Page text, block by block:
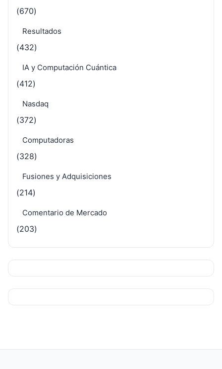
(670)
Resultados
(432)
IA y Computación Cuántica
(412)
Nasdaq
(372)
Computadoras
(328)
Fusiones y Adquisiciones
(214)
Comentario de Mercado
(203)